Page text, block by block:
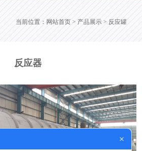
当前位置： 网站首页> 产品展示 > 反应罐
反应器
×